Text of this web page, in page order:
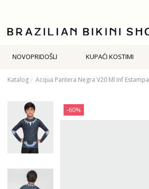
NOVOPRIDOŠLI KUPAĆI KOSTIMI
Katalog Acqua Pantera Negra V20 Ml Inf Estampa
-60%